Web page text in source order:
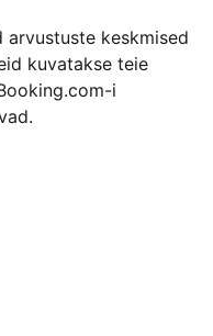
arvustuste keskmised
kuvatakse teie
i